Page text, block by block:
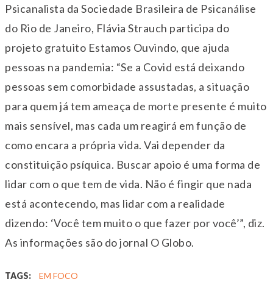
Psicanalista da Sociedade Brasileira de Psicanálise
do Rio de Janeiro, Flávia Strauch participa do
projeto gratuito Estamos Ouvindo, que ajuda
pessoas na pandemia: “Se a Covid está deixando
pessoas sem comorbidade assustadas, a situação
para quem já tem ameaça de morte presente é muito
mais sensível, mas cada um reagirá em função de
como encara a própria vida. Vai depender da
constituição psíquica. Buscar apoio é uma forma de
lidar com o que tem de vida. Não é fingir que nada
está acontecendo, mas lidar com a realidade
dizendo: ‘Você tem muito o que fazer por você’”, diz.
As informações são do jornal O Globo.
TAGS: EM FOCO